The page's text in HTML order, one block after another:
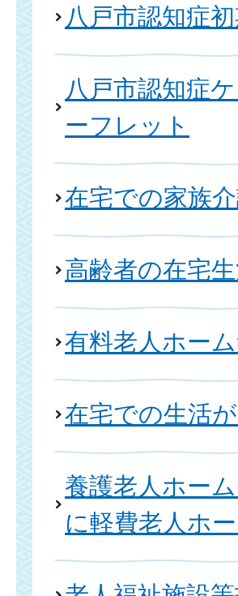
八戸市認知症
八戸市認知症
ーフレット
在宅での家族
高齢者の在宅
有料老人ホー
在宅での生活
養護老人ホー
に軽費老人ホ